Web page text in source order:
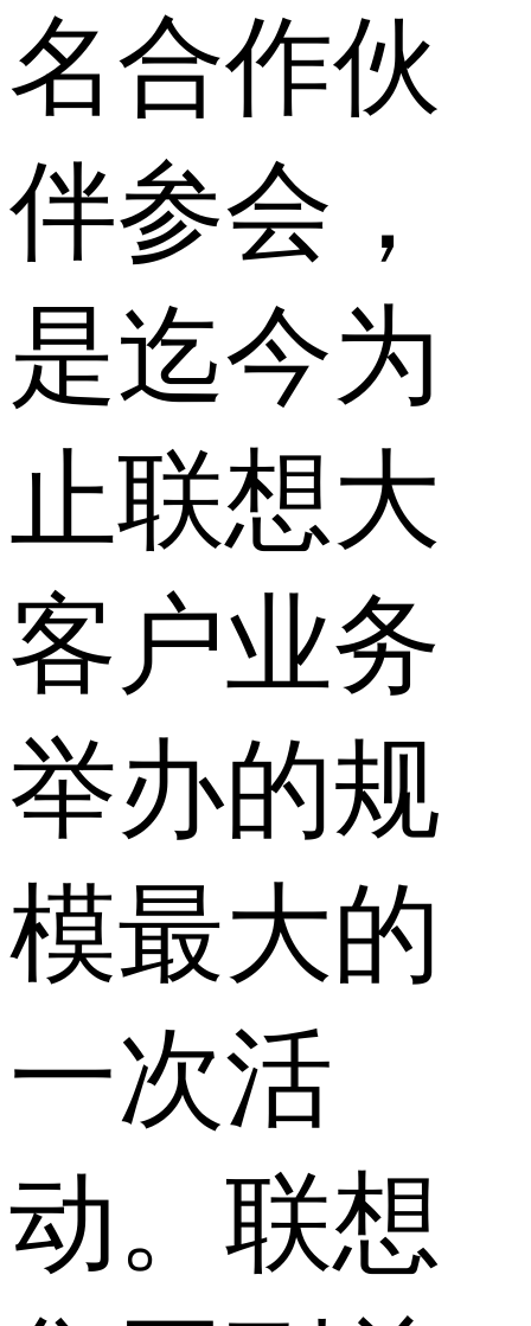
名合作伙
伴参会，
是迄今为
止联想大
客户业务
举办的规
模最大的
一次活
动。联想